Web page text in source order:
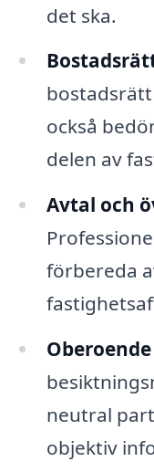
det ska.
också
delen av
Avtal och
förbereda
neutral
objektiv